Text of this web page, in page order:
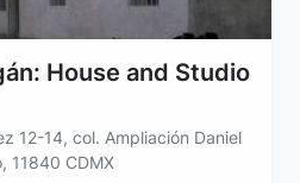
House and Studio
12-14, col. Ampliación Daniel
11840 CDMX